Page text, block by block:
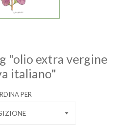
"olio extra vergine
italiano"
PER